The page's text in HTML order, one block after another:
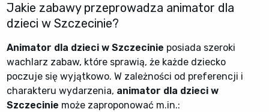
Jakie zabawy przeprowadza animator dla
dzieci w Szczecinie?
Animator dla dzieci w Szczecinie posiada szeroki
wachlarz zabaw, które sprawią, że każde dziecko
poczuje się wyjątkowo. W zależności od preferencji i
charakteru wydarzenia, animator dla dzieci w
Szczecinie może zaproponować m.in.: